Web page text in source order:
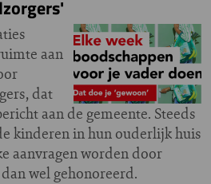
aan
dat
aan de gemeente. Steeds
kinderen in hun ouderlijk huis
aanvragen worden door
wel gehonoreerd.